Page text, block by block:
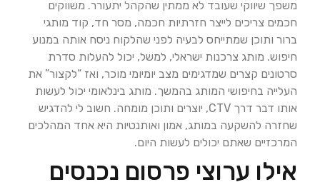
משפך שיווקי שעובד לא ממתין שהקהל יתעורר. משווקים
חכמים צריכים לייצר חזרתיות חכמה, מסר חד, קוד מותגי
ברור ותוכן שמתייחס לבעיה לפני שהלקוח ניסח אותה במנוע
חיפוש. מותג צרכנות ישראלי, למשל, יכול להעלות סדרת
סרטונים קצרים שמדגימים מצב יומיומי מוכר, ואז “לקצור” את
העלייה בחיפושי המותג בהמשך. מותג בינלאומי יכול לעשות
אותו דבר דרך CTV, יוצרים ותוכן מומחה. חשוב לי להדגיש
שחזרה להשקעה במותג, אמון ואותנטיות היא אחד המהלכים
המרכזיים שאתם יכולים לעשות היום.
אילו ערוצי פרסום נכנסים